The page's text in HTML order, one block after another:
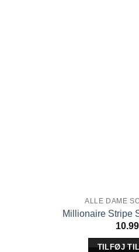
ALLE DAME
Millionaire Stripe
10.99
TILFØJ